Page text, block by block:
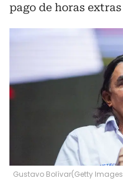
pago de horas extras
Gustavo Bolívar(Getty Images